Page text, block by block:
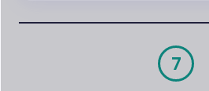
7